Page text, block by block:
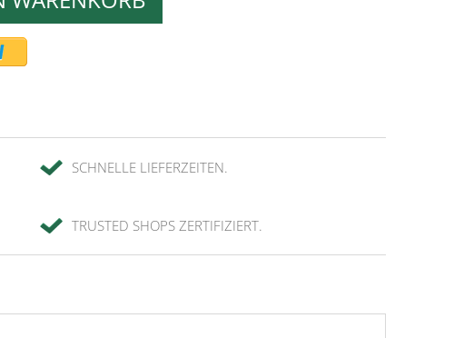
SCHNELLE LIEFERZEITEN.
TRUSTED SHOPS ZERTIFIZIERT.